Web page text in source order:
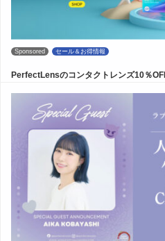
Sponsored セール＆お得情報
PerfectLensのコンタクトレンズ10％